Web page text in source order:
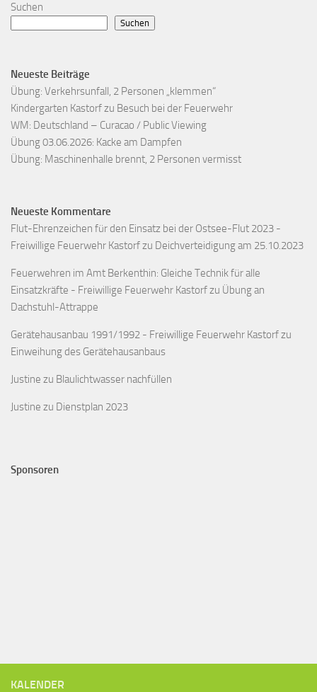
Suchen
Suchen
Neueste Beiträge
Übung: Verkehrsunfall, 2 Personen „klemmen“
Kindergarten Kastorf zu Besuch bei der Feuerwehr
WM: Deutschland – Curacao / Public Viewing
Übung 03.06.2026: Kacke am Dampfen
Übung: Maschinenhalle brennt, 2 Personen vermisst
Neueste Kommentare
Flut-Ehrenzeichen für den Einsatz bei der Ostsee-Flut 2023 -
Freiwillige Feuerwehr Kastorfzu Deichverteidigung am 25.10.2023
Feuerwehren im Amt Berkenthin: Gleiche Technik für alle
Einsatzkräfte - Freiwillige Feuerwehr Kastorfzu Übung an
Dachstuhl-Attrappe
Gerätehausanbau 1991/1992 - Freiwillige Feuerwehr Kastorfzu
Einweihung des Gerätehausanbaus
Justine zu Blaulichtwasser nachfüllen
Justine zu Dienstplan 2023
Sponsoren
KALENDER